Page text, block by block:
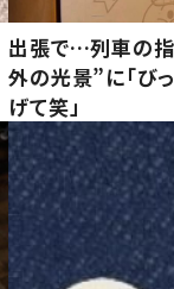
出張で…列車の
外の光景”に「びっ
げて笑」